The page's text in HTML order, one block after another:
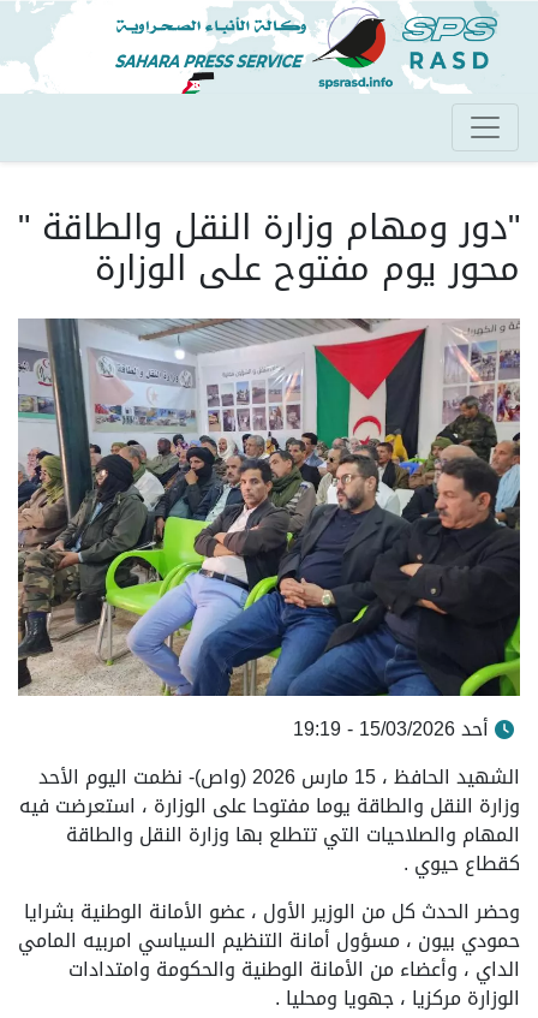
تجاوز
إلى
المحتوى
الرئيسي
"دور ومهام وزارة النقل والطاقة "
محور يوم مفتوح على الوزارة
أحد 15/03/2026 - 19:19
الشهيد الحافظ ، 15 مارس 2026 (واص)- نظمت اليوم الأحد
وزارة النقل والطاقة يوما مفتوحا على الوزارة ، استعرضت فيه
المهام والصلاحيات التي تتطلع بها وزارة النقل والطاقة
كقطاع حيوي .
وحضر الحدث كل من الوزير الأول ، عضو الأمانة الوطنية بشرايا
حمودي بيون ، مسؤول أمانة التنظيم السياسي امربيه المامي
الداي ، وأعضاء من الأمانة الوطنية والحكومة وامتدادات
الوزارة مركزيا ، جهويا ومحليا .